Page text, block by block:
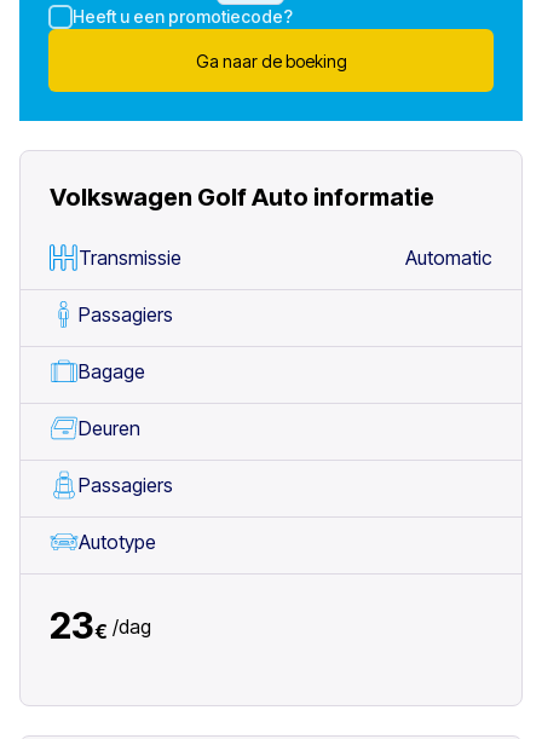
Heeft u een promotiecode?
Ga naar de boeking
Volkswagen Golf Auto informatie
Transmissie Automatic
Passagiers
Bagage
Deuren
Passagiers
Autotype
23€ /dag